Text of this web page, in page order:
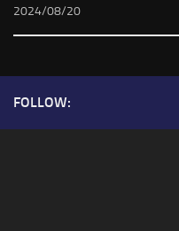
2024/08/20
FOLLOW: